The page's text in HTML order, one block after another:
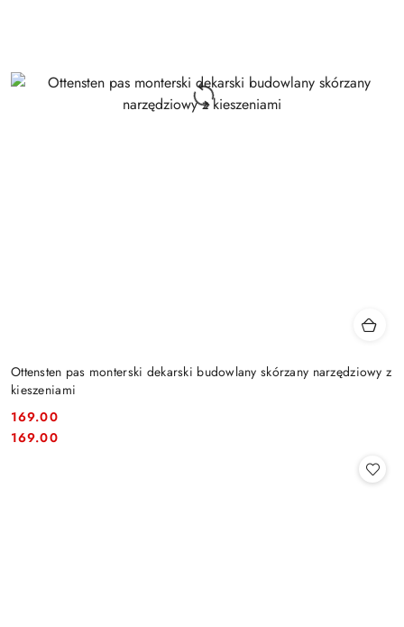
Ottensten pas monterski dekarski budowlany skórzany narzędziowy z
kieszeniami
Cena:
169.00
Cena:
169.00